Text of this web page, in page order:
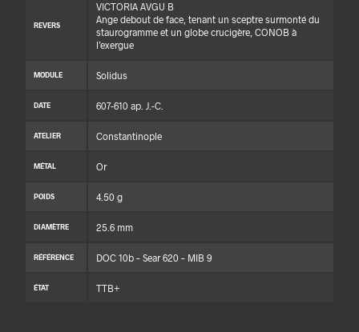
REVERS
VICTORIA AVGU B
Ange debout de face, tenant un sceptre surmonté du
staurogramme et un globe crucigère, CONOB à
l’exergue
MODULE Solidus
DATE 607-610 ap. J.-C.
ATELIER Constantinople
MÉTAL Or
POIDS 4.50 g
DIAMÈTRE 25.6 mm
RÉFÉRENCE DOC 10b – Sear 620 – MIB 9
ÉTAT TTB+